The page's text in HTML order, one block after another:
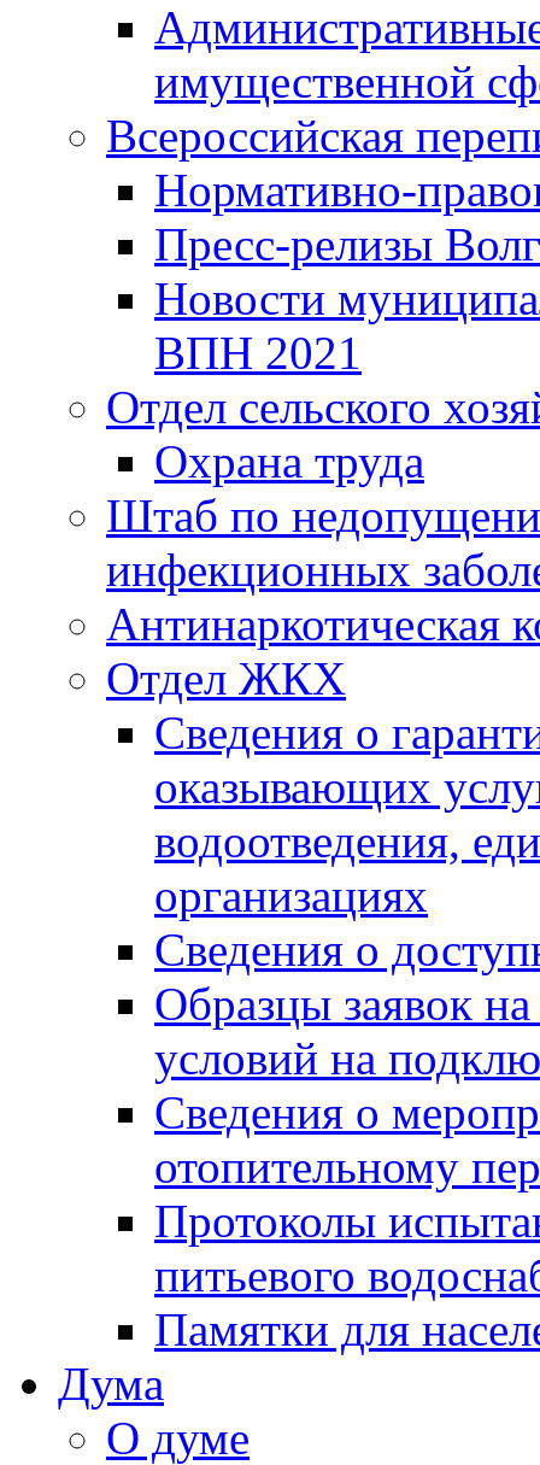
имущественной
Всероссийская
Нормативно-
Пресс-релизы
Новости
ВПН 2021
Отдел сельского
Охрана труда
Штаб по
инфекционных
Антинаркотическая
Отдел ЖКХ
Сведения о
оказывающих
водоотведения,
организациях
Сведения о
Образцы заявок
условий на
Сведения о
отопительному
Протоколы
питьевого
Памятки для
Дума
О думе